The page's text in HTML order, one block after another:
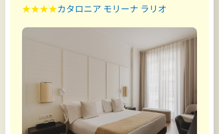
★★★★カタロニア モリーナ ラリオ